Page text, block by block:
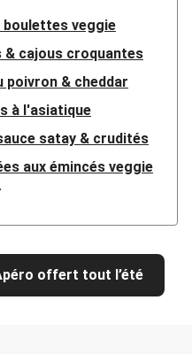
boulettes veggie
& cajous croquantes
poivron & cheddar
à l'asiatique
satay & crudités
aux émincés veggie
veggie & courgette
veggie & tomates
& spicy sriracha
aux émincés veggie
offert tout l’été